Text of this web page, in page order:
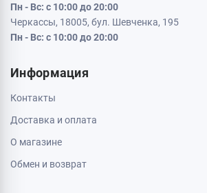
Пн - Вс: с 10:00 до 20:00
Черкассы, 18005, бул. Шевченка, 195
Пн - Вс: с 10:00 до 20:00
Информация
Контакты
Доставка и оплата
О магазине
Обмен и возврат